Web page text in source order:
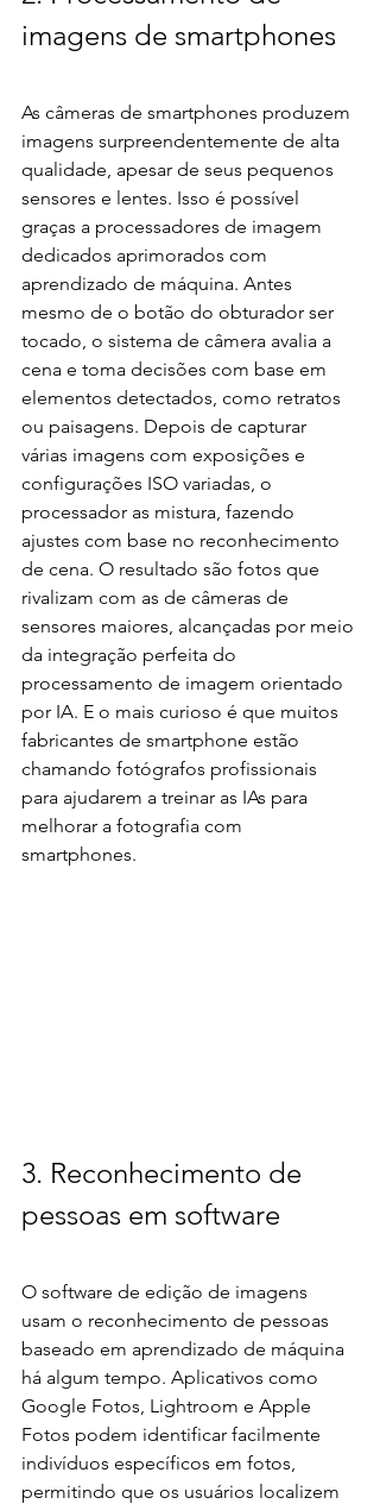
imagens de smartphones
As câmeras de smartphones produzem
imagens surpreendentemente de alta
qualidade, apesar de seus pequenos
sensores e lentes. Isso é possível
graças a processadores de imagem
dedicados aprimorados com
aprendizado de máquina. Antes
mesmo de o botão do obturador ser
tocado, o sistema de câmera avalia a
cena e toma decisões com base em
elementos detectados, como retratos
ou paisagens. Depois de capturar
várias imagens com exposições e
configurações ISO variadas, o
processador as mistura, fazendo
ajustes com base no reconhecimento
de cena. O resultado são fotos que
rivalizam com as de câmeras de
sensores maiores, alcançadas por meio
da integração perfeita do
processamento de imagem orientado
por IA. E o mais curioso é que muitos
fabricantes de smartphone estão
chamando fotógrafos profissionais
para ajudarem a treinar as IAs para
melhorar a fotografia com
smartphones.
3. Reconhecimento de
pessoas em software
O software de edição de imagens
usam o reconhecimento de pessoas
baseado em aprendizado de máquina
há algum tempo. Aplicativos como
Google Fotos, Lightroom e Apple
Fotos podem identificar facilmente
indivíduos específicos em fotos,
permitindo que os usuários localizem